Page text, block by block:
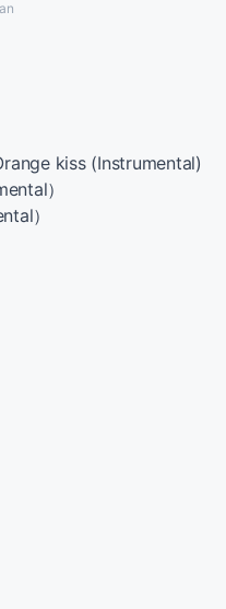
kiss (Instrumental)
）
）